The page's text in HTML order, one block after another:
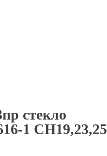
стекло
1 СН19,23,25